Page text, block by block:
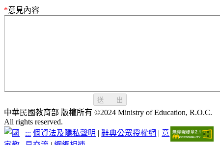
*意見內容
送 出
中華民國教育部 版權所有 ©2024 Ministry of Education, R.O.C.
All rights reserved.
::: 個資法及隱私聲明 | 辭典公眾授權網 | 意